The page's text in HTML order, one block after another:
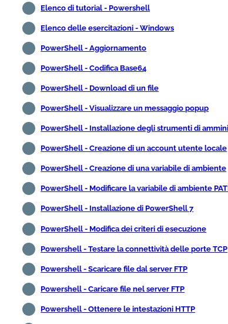
Elenco di tutorial - Powershell
Elenco delle esercitazioni - Windows
PowerShell - Aggiornamento
PowerShell - Codifica Base64
PowerShell - Download di un file
PowerShell - Visualizzare un messaggio popup
PowerShell - Installazione degli strumenti di
PowerShell - Creazione di un account utente locale
PowerShell - Creazione di una variabile di ambiente
PowerShell - Modificare la variabile di ambiente
PowerShell - Installazione di PowerShell 7
PowerShell - Modifica dei criteri di esecuzione
Powershell - Testare la connettività delle porte TCP
Powershell - Scaricare file dal server FTP
Powershell - Caricare file nel server FTP
Powershell - Ottenere le intestazioni HTTP